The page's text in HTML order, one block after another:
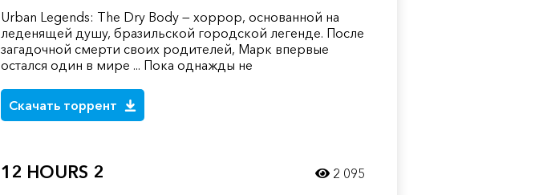
Urban Legends: The Dry Body — хоррор, основанной на
леденящей душу, бразильской городской легенде. После
загадочной смерти своих родителей, Марк впервые
остался один в мире ... Пока однажды не
Скачать торрент
12 HOURS 2 2 095